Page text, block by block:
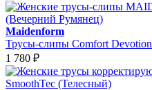
Maidenform
Трусы-слипы Comfort Devotion
1 780 ₽